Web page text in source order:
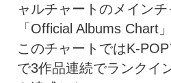
ャルチャートのメイン
「Official Albums Chart
このチャートではK-
で3作品連続でランクイ